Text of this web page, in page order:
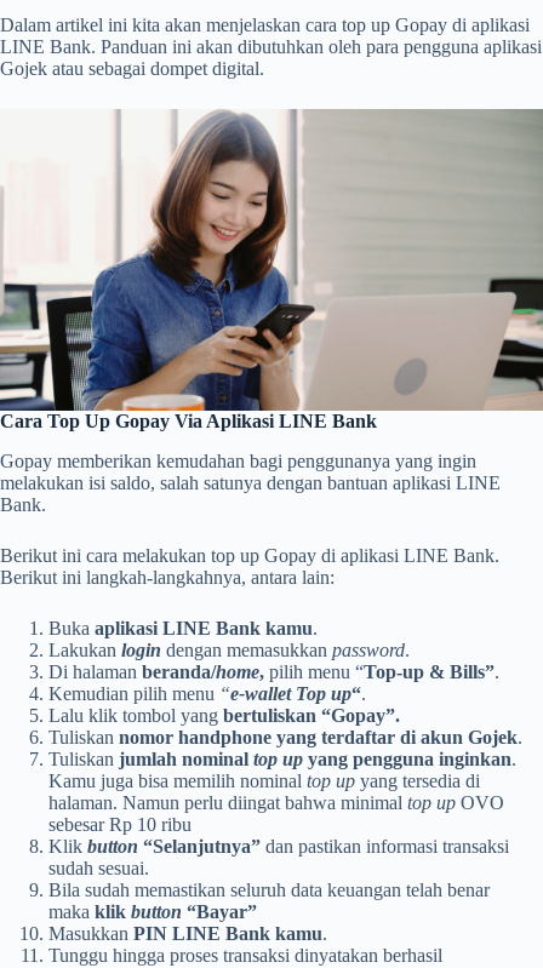
Dalam artikel ini kita akan menjelaskan cara top up Gopay di aplikasi
LINE Bank. Panduan ini akan dibutuhkan oleh para pengguna aplikasi
Gojek atau sebagai dompet digital.
Cara Top Up Gopay Via Aplikasi LINE Bank
Gopay memberikan kemudahan bagi penggunanya yang ingin
melakukan isi saldo, salah satunya dengan bantuan aplikasi LINE
Bank.
Berikut ini cara melakukan top up Gopay di aplikasi LINE Bank.
Berikut ini langkah-langkahnya, antara lain:
Buka aplikasi LINE Bank kamu.
Lakukan login dengan memasukkan password.
Di halaman beranda/home, pilih menu “Top-up & Bills”.
Kemudian pilih menu “e-wallet Top up“.
Lalu klik tombol yang bertuliskan “Gopay”.
Tuliskan nomor handphone yang terdaftar di akun Gojek.
Tuliskan jumlah nominal top up yang pengguna inginkan.
Kamu juga bisa memilih nominal top up yang tersedia di
halaman. Namun perlu diingat bahwa minimal top up OVO
sebesar Rp 10 ribu
Klik button “Selanjutnya” dan pastikan informasi transaksi
sudah sesuai.
Bila sudah memastikan seluruh data keuangan telah benar
maka klik button “Bayar”
Masukkan PIN LINE Bank kamu.
Tunggu hingga proses transaksi dinyatakan berhasil